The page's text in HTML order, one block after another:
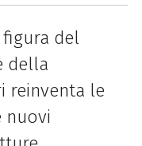
del
della
reinventa le
nuovi